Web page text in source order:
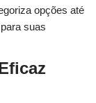
opções até
suas